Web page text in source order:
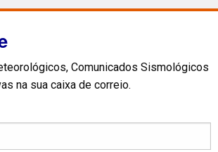
Comunicados Sismológicos
na sua caixa de correio.